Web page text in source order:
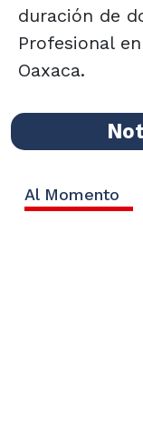
duración de
Profesional
Oaxaca.
Al Momento